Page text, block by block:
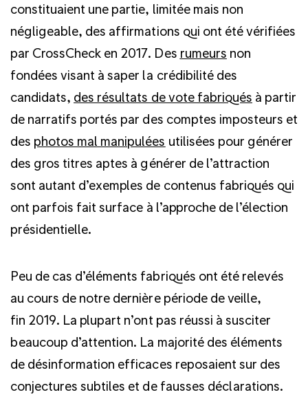
constituaient une partie, limitée mais non
négligeable, des affirmations qui ont été vérifiées
par CrossCheck en 2017. Des rumeurs non
fondées visant à saper la crédibilité des
candidats, des résultats de vote fabriqués à partir
de narratifs portés par des comptes imposteurs et
des photos mal manipulées utilisées pour générer
des gros titres aptes à générer de l’attraction
sont autant d’exemples de contenus fabriqués qui
ont parfois fait surface à l’approche de l’élection
présidentielle.
Peu de cas d’éléments fabriqués ont été relevés
au cours de notre dernière période de veille,
fin 2019. La plupart n’ont pas réussi à susciter
beaucoup d’attention. La majorité des éléments
de désinformation efficaces reposaient sur des
conjectures subtiles et de fausses déclarations.